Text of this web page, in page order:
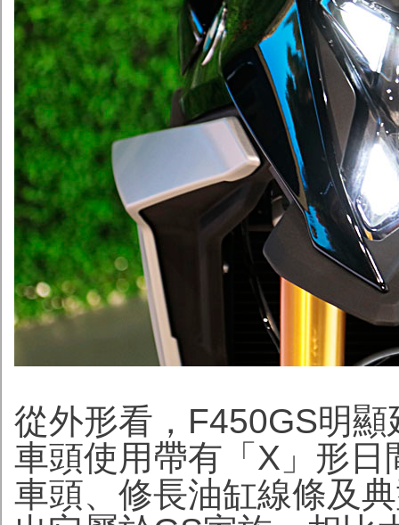
從外形看，F450GS明
車頭使用帶有「X」形
車頭、修長油缸線條及